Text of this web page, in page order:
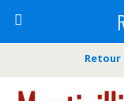
Retour